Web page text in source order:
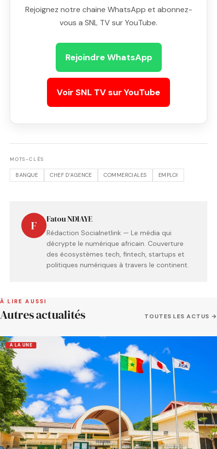
Rejoignez notre chaine WhatsApp et abonnez-
vous a SNL TV sur YouTube.
Rejoindre WhatsApp
Voir SNL TV sur YouTube
MOTS-CLÉS
BANQUE CHEF D’AGENCE COMMERCIALES EMPLOI
F Fatou NDIAYE
Rédaction Socialnetlink — Le média qui
décrypte le numérique africain. Couverture
des écosystèmes tech, fintech, startups et
politiques numériques à travers le continent.
À LIRE AUSSI
Autres actualités TOUTES LES ACTUS →
A LA UNE